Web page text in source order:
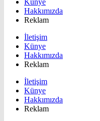
Künye
Hakkımızda
Reklam
İletişim
Künye
Hakkımızda
Reklam
İletişim
Künye
Hakkımızda
Reklam